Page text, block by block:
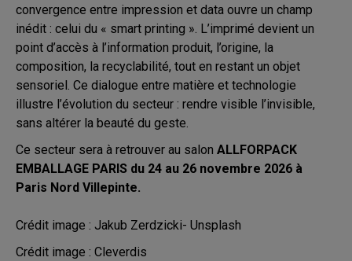
convergence entre impression et data ouvre un champ
inédit : celui du « smart printing ». L’imprimé devient un
point d’accès à l’information produit, l’origine, la
composition, la recyclabilité, tout en restant un objet
sensoriel. Ce dialogue entre matière et technologie
illustre l’évolution du secteur : rendre visible l’invisible,
sans altérer la beauté du geste.
Ce secteur sera à retrouver au salon ALLFORPACK
EMBALLAGE PARIS du 24 au 26 novembre 2026 à
Paris Nord Villepinte.
Crédit image : Jakub Zerdzicki- Unsplash
Crédit image : Cleverdis